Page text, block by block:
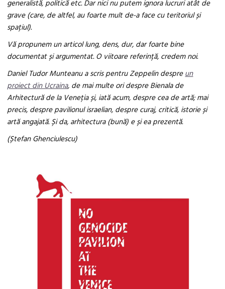
generalistă, politică etc. Dar nici nu putem ignora lucruri atât de
grave (care, de altfel, au foarte mult de-a face cu teritoriul și
spațiul).
Vă propunem un articol lung, dens, dur, dar foarte bine
documentat și argumentat. O viitoare referință, credem noi.
Daniel Tudor Munteanu a scris pentru Zeppelin despreun
proiect din Ucraina, de mai multe ori despre Bienala de
Arhitectură de la Veneția și, iată acum, despre cea de artă; mai
precis, despre pavilionul israelian, despre curaj, critică, istorie și
artă angajată. Și da, arhitectura (bună) e și ea prezentă.
(Ștefan Ghenciulescu)